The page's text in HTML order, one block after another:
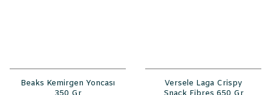
Beaks Kemirgen Yoncası
Versele Laga Crispy